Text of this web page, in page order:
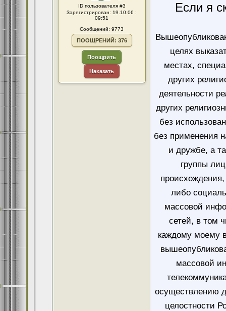
ID пользователя #3
Зарегистрирован: 19.10.06 :
09:51
Сообщений: 9773
ПООЩРЕНИЙ: 376
Поощрить
Наказать
Если я
целях
местах,
других
деятельности
других
без
без применения
и дружбе, а
группы
либо
массовой
сетей, в том
каждому моему
массовой
осуществлению
целостности